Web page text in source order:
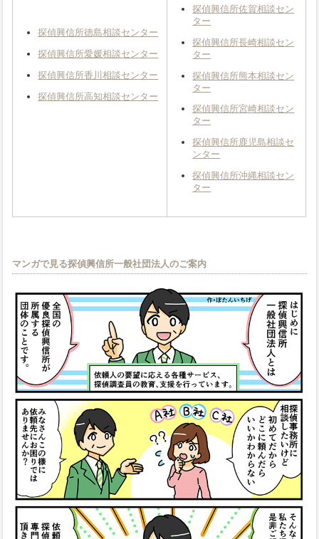
探偵興信所徳島相談センター
探偵興信所愛媛相談センター
探偵興信所香川相談センター
探偵興信所高知相談センター
探偵興信所佐賀相談セン
ター
探偵興信所長崎相談セン
ター
探偵興信所熊本相談セン
ター
探偵興信所宮崎相談セン
ター
探偵興信所鹿児島相談セ
ンター
探偵興信所沖縄相談セン
ター
マンガで見る探偵興信所一般社団法人のご案内